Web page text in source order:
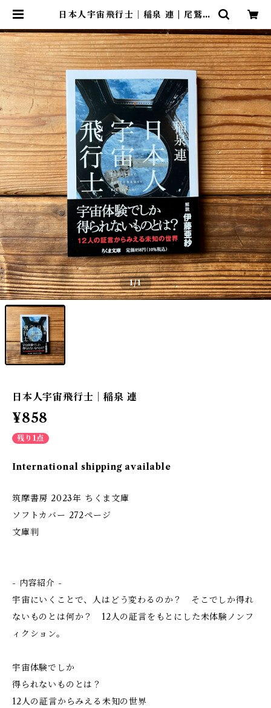
日本人宇宙飛行士｜稲泉 連 | 尾鷲市
1/1
日本人宇宙飛行士｜稲泉 連
¥858
残り1点
International shipping available
筑摩書房 2023年 ちくま文庫
ソフトカバー 272ページ
文庫判
- 内容紹介 -
宇宙にいくことで、人はどう変わるのか？ そこでしか得れ
ないものとは何か？ 12人の証言をもとにした未体験ノンフ
ィクション。
宇宙体験でしか
得られないものとは？
12人の証言からみえる未知の世界